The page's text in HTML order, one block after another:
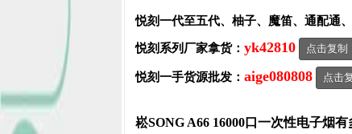
悦刻一代至五代、柚子、魔笛、通配通
悦刻系列厂家拿货： yk42810 点击复制
悦刻一手货源批发： aige080808 点击
崧SONG A66 16000口一次性电子烟有